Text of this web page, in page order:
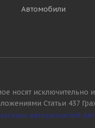
Автомобили
носят
Статьи 437